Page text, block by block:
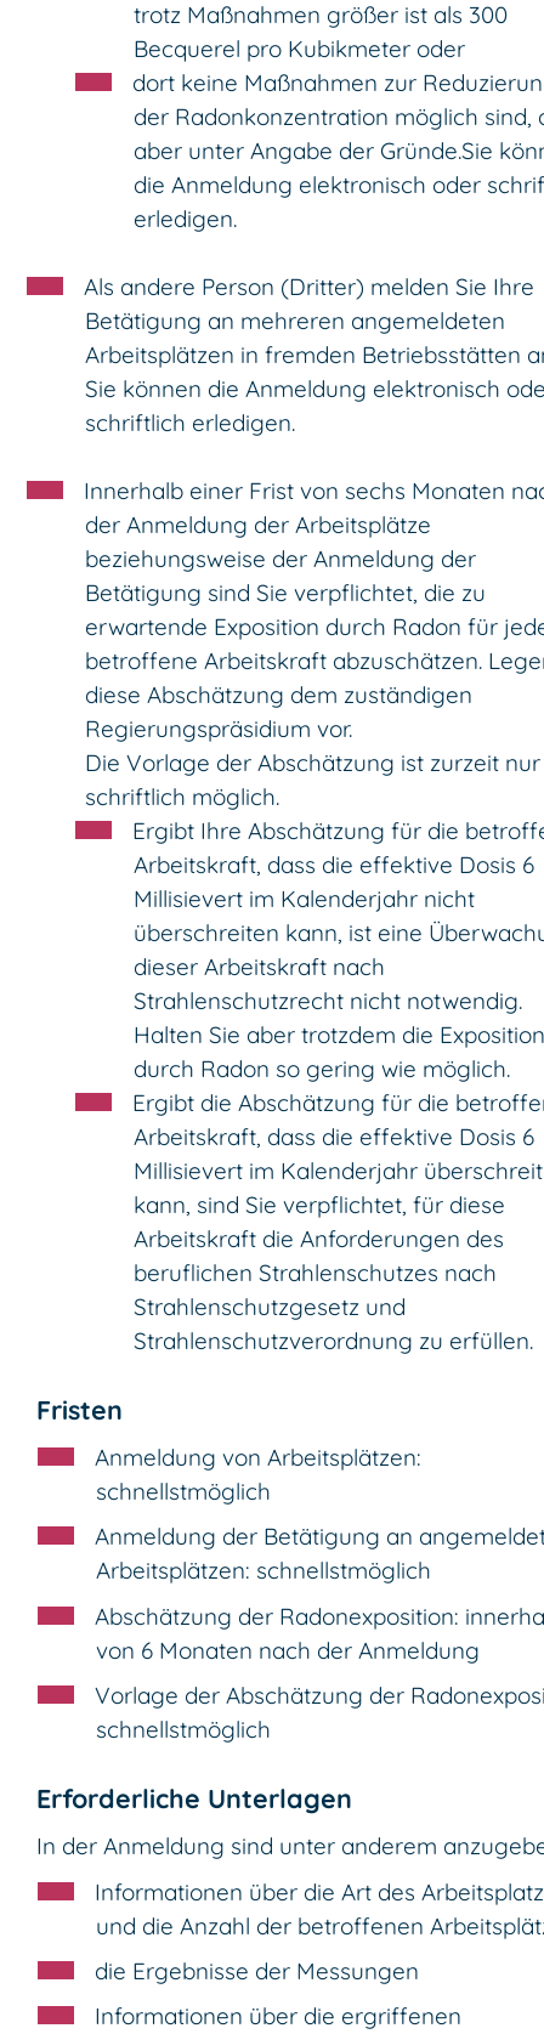
trotz Maßnahmen größer ist als 300
Becquerel pro Kubikmeter oder
dort keine Maßnahmen zur
der Radonkonzentration möglich sind,
aber unter Angabe der Gründe.Sie
die Anmeldung elektronisch oder
erledigen.
Als andere Person (Dritter) melden Sie Ihre
Betätigung an mehreren angemeldeten
Arbeitsplätzen in fremden Betriebsstätten
Sie können die Anmeldung elektronisch
schriftlich erledigen.
Innerhalb einer Frist von sechs Monaten
der Anmeldung der Arbeitsplätze
beziehungsweise der Anmeldung der
Betätigung sind Sie verpflichtet, die zu
erwartende Exposition durch Radon für
betroffene Arbeitskraft abzuschätzen.
diese Abschätzung dem zuständigen
Regierungspräsidium vor.
Die Vorlage der Abschätzung ist zurzeit nur
schriftlich möglich.
Ergibt Ihre Abschätzung für die
Arbeitskraft, dass die effektive Dosis 6
Millisievert im Kalenderjahr nicht
überschreiten kann, ist eine
dieser Arbeitskraft nach
Strahlenschutzrecht nicht notwendig.
Halten Sie aber trotzdem die Exposition
durch Radon so gering wie möglich.
Ergibt die Abschätzung für die
Arbeitskraft, dass die effektive Dosis 6
Millisievert im Kalenderjahr
kann, sind Sie verpflichtet, für diese
Arbeitskraft die Anforderungen des
beruflichen Strahlenschutzes nach
Strahlenschutzgesetz und
Strahlenschutzverordnung zu erfüllen.
Fristen
Anmeldung von Arbeitsplätzen:
schnellstmöglich
Anmeldung der Betätigung an
Arbeitsplätzen: schnellstmöglich
Abschätzung der Radonexposition:
von 6 Monaten nach der Anmeldung
Vorlage der Abschätzung der
schnellstmöglich
Erforderliche Unterlagen
In der Anmeldung sind unter anderem
Informationen über die Art des
und die Anzahl der betroffenen
die Ergebnisse der Messungen
Informationen über die ergriffenen